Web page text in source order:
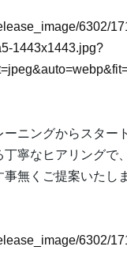
6302/
1443x1443.jpg?
ニングからスター
寧なヒアリングで
無くご提案いたし
6302/